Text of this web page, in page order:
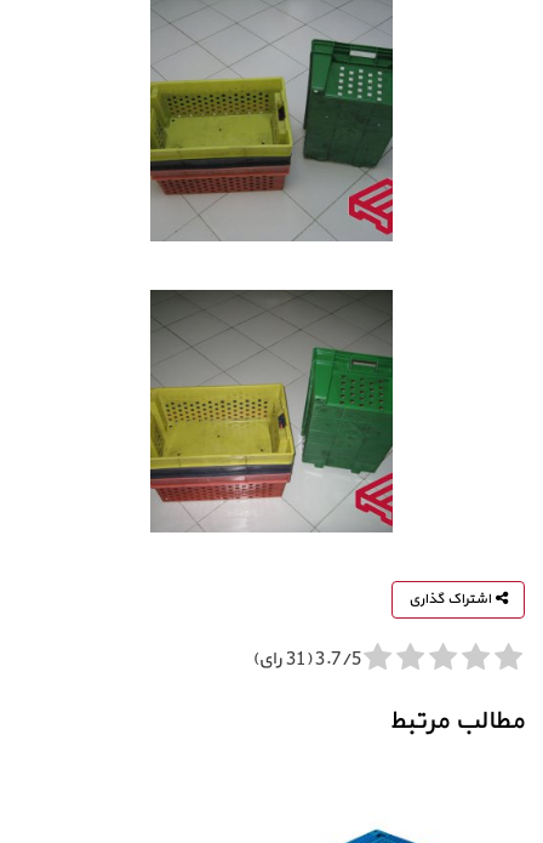
اشتراک گذاری
3.7/5 (31 رای)
مطالب مرتبط